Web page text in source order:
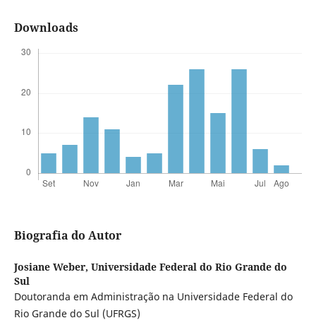
Downloads
Biografia do Autor
Josiane Weber, Universidade Federal do Rio Grande do
Sul
Doutoranda em Administração na Universidade Federal do
Rio Grande do Sul (UFRGS)